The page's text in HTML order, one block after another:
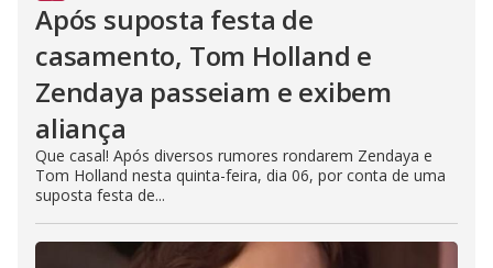
Após suposta festa de
casamento, Tom Holland e
Zendaya passeiam e exibem
aliança
Que casal! Após diversos rumores rondarem Zendaya e
Tom Holland nesta quinta-feira, dia 06, por conta de uma
suposta festa de...